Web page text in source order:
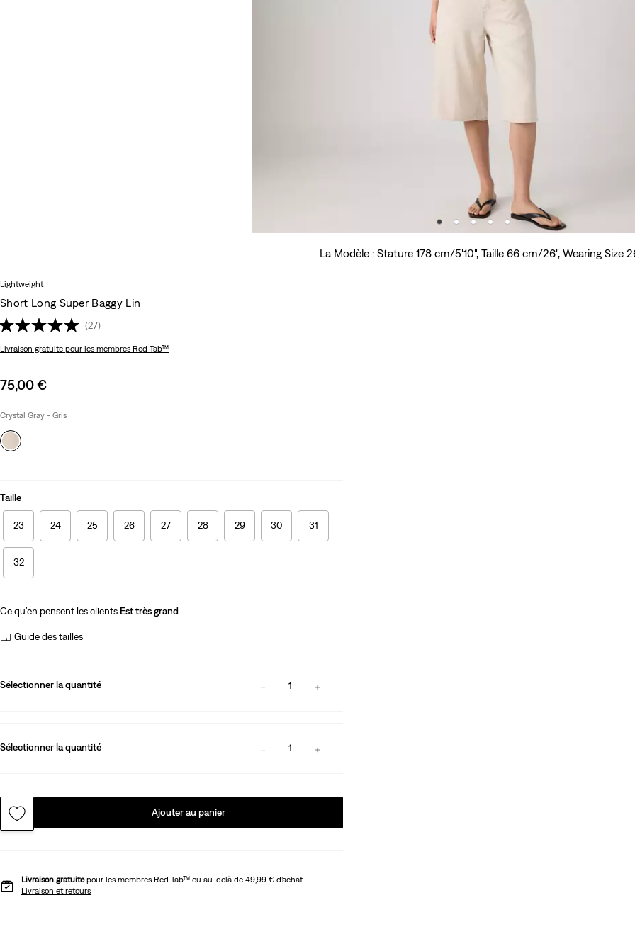
La Modèle : Stature 178 cm/5'10", Taille 66 cm/26", Wearing Size
Lightweight
Short Long Super Baggy Lin
(27)
Livraison gratuite pour les membres Red Tab™
Sale
is
75,00 €
Crystal Gray - Gris
Taille
23 24 25 26 27 28 29 30 31
32
Ce qu’en pensent les clients Est très grand
Guide des tailles
Sélectionner la quantité 1
Sélectionner la quantité 1
Ajouter au panier
Livraison gratuitepour les membres Red Tab™ ou au-delà de 49,99 € d’achat.
Livraison et retours